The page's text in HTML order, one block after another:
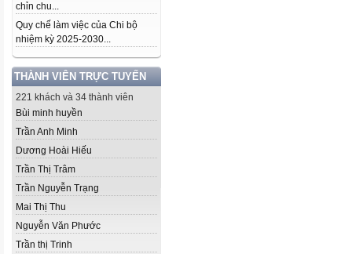
chỉn chu...
Quy chế làm việc của Chi bộ
nhiệm kỳ 2025-2030...
THÀNH VIÊN TRỰC TUYẾN
221 khách và 34 thành viên
Bùi minh huyền
Trần Anh Minh
Dương Hoài Hiếu
Trần Thị Trâm
Trần Nguyễn Trạng
Mai Thị Thu
Nguyễn Văn Phước
Trần thị Trinh